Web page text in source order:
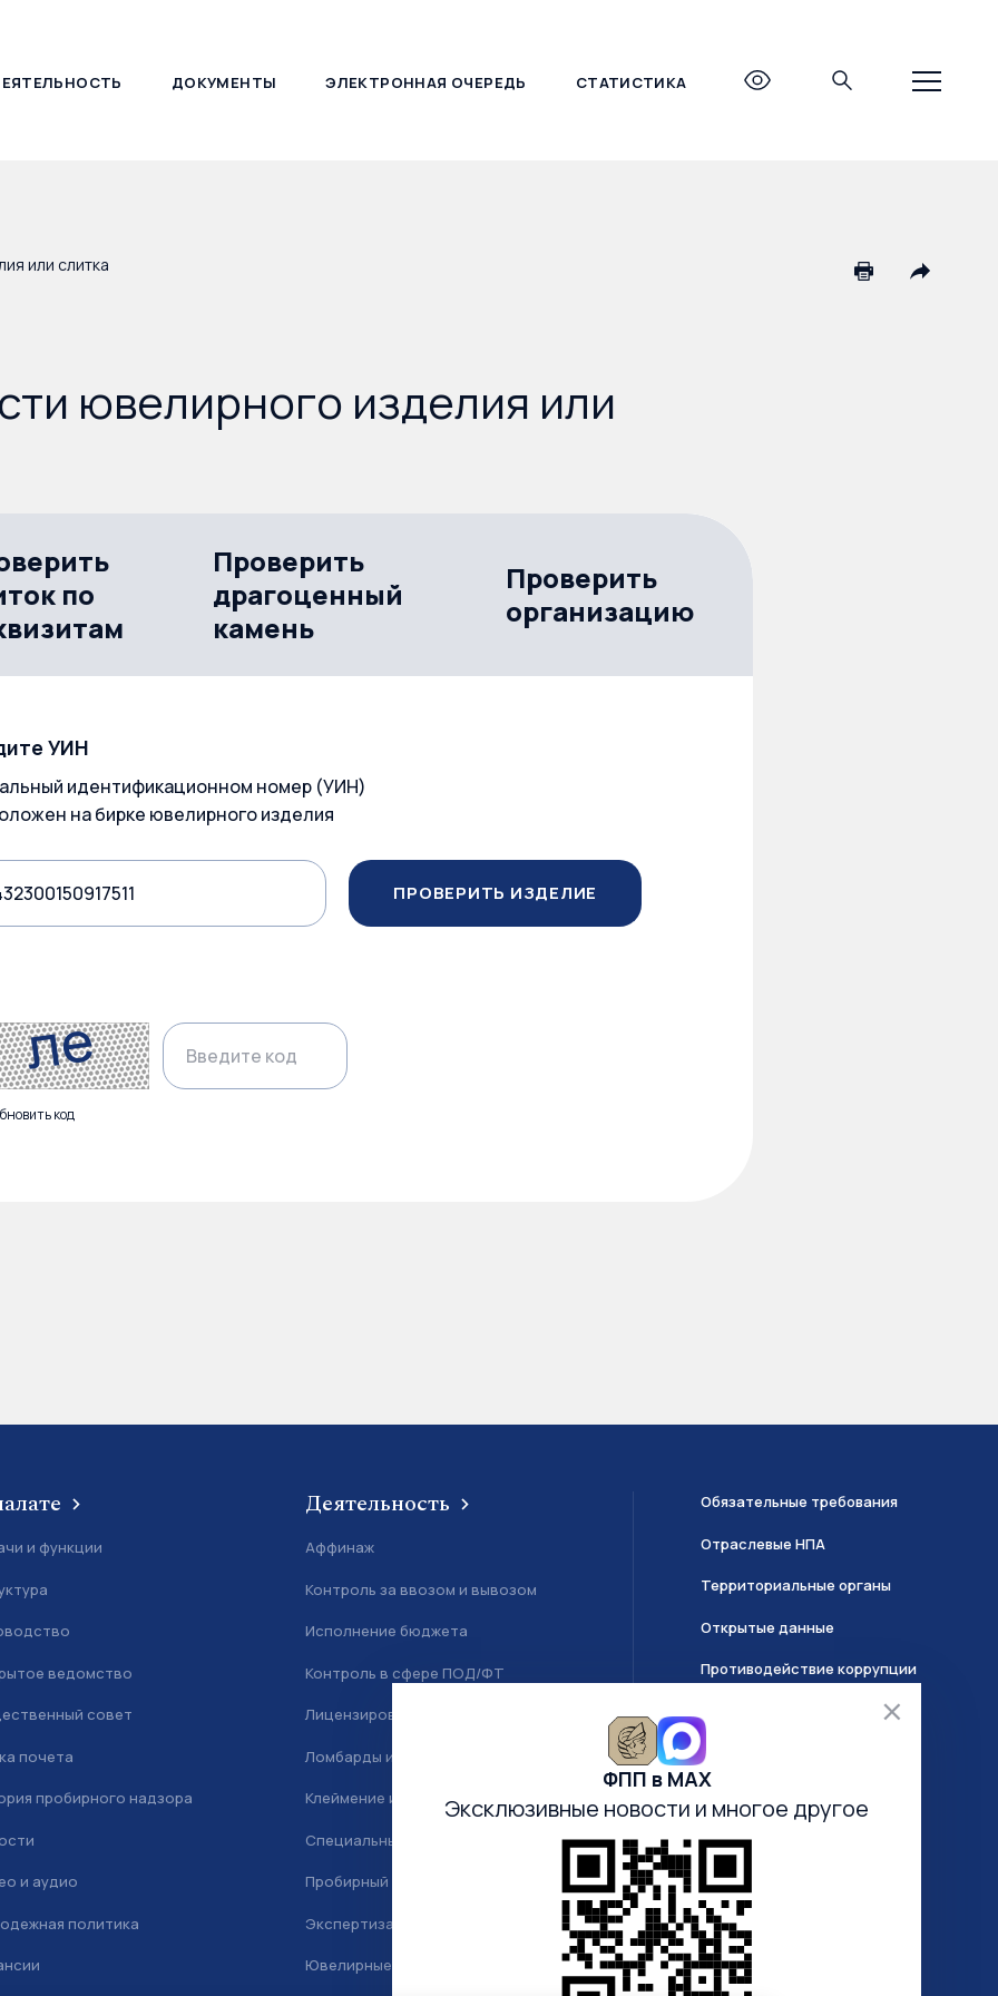
ДОКУМЕНТЫ ЭЛЕКТРОННАЯ ОЧЕРЕДЬ СТАТИСТИКА
+7 (495) 690-27-27
или слитка
ювелирного изделия или
по
Проверить
драгоценный
камень
Проверить
организацию
УИН
идентификационном номер (УИН)
на бирке ювелирного изделия
ПРОВЕРИТЬ ИЗДЕЛИЕ
код
и функции
ведомство
совет
почета
пробирного надзора
и аудио
политика
Деятельность
Аффинаж
Контроль за ввозом и вывозом
Исполнение бюджета
Контроль в сфере ПОД/ФТ
Лицензирование
Ломбарды и скупка
Клеймение и маркировка
Специальный учет
Пробирный надзор
Экспертиза
Ювелирные камни
Обязательные требования
Отраслевые НПА
Территориальные органы
Открытые данные
Противодействие коррупции
О системе ГИИС ДМДК
Анкетирование
Электронная очередь
ФПП в МАХ
Эксклюзивные новости и многое другое